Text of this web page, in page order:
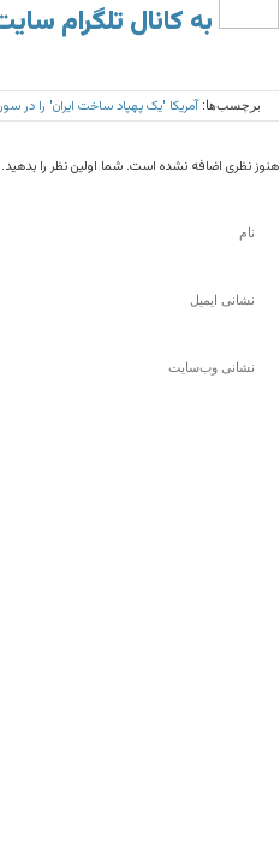
به کانال تلگرام
برچسب‌ها:آمریکا 'یک پهپاد ساخت ایران' را در
هنوز نظری اضافه نشده است. شما اولین نظر را بدهید.